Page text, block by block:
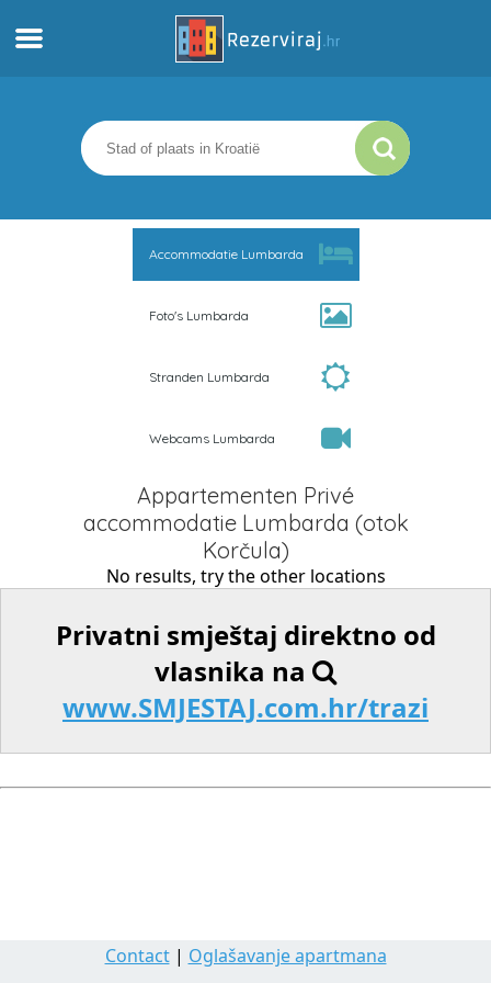
Appartementen
Toeristeninformatie
Accommodatie Lumbarda
Foto's Lumbarda
Stranden Lumbarda
Webcams Lumbarda
Appartementen Privé
accommodatie Lumbarda (otok
Korčula)
No results, try the other locations
Privatni smještaj direktno od
vlasnika na
www.SMJESTAJ.com.hr/trazi
Contact| Oglašavanje apartmana